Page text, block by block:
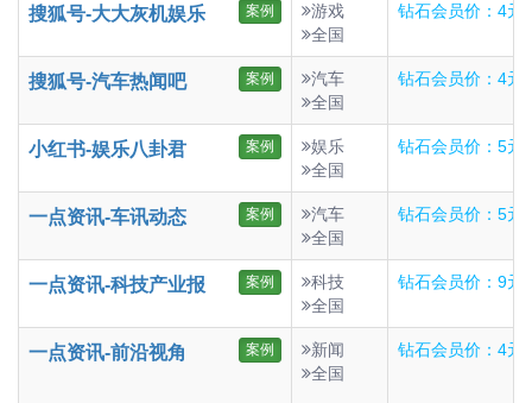
搜狐号-大大灰机娱乐 案例
游戏
全国
钻石会员价：4元
搜狐号-汽车热闻吧 案例
汽车
全国
钻石会员价：4元
小红书-娱乐八卦君 案例
娱乐
全国
钻石会员价：5元
一点资讯-车讯动态 案例
汽车
全国
钻石会员价：5元
一点资讯-科技产业报 案例
科技
全国
钻石会员价：9元
一点资讯-前沿视角 案例
新闻
全国
钻石会员价：4元